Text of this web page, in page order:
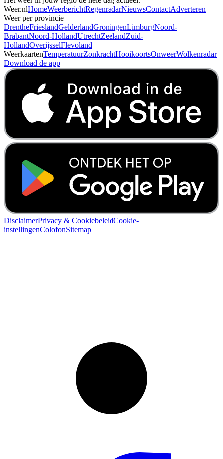
Weer.nlHomeWeerberichtRegenradarNieuwsContactAdverteren
Weer per provincie
DrentheFrieslandGelderlandGroningenLimburgNoord-
BrabantNoord-HollandUtrechtZeelandZuid-
HollandOverijsselFlevoland
WeerkaartenTemperatuurZonkrachtHooikoortsOnweerWolkenradar
Download de app
DisclaimerPrivacy & CookiebeleidCookie-
instellingenColofonSitemap